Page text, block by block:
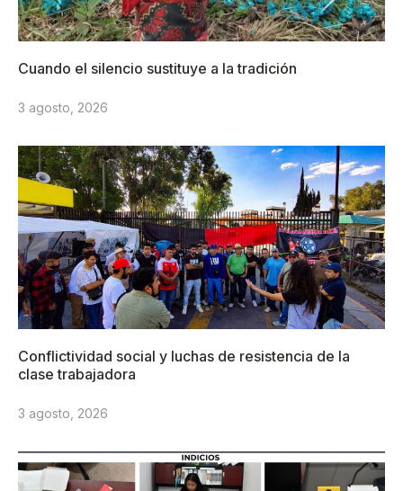
Cuando el silencio sustituye a la tradición
3 agosto, 2026
Conflictividad social y luchas de resistencia de la
clase trabajadora
3 agosto, 2026